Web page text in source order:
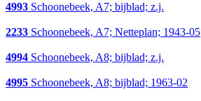
4993 Schoonebeek, A7; bijblad; z.j.
2233 Schoonebeek, A7; Netteplan; 1943-05
4994 Schoonebeek, A8; bijblad; z.j.
4995 Schoonebeek, A8; bijblad; 1963-02